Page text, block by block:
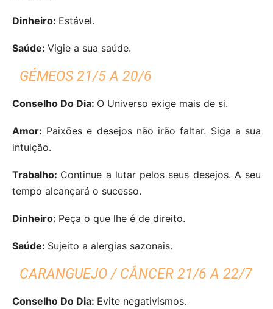
Dinheiro: Estável.
Saúde: Vigie a sua saúde.
GÉMEOS 21/5 A 20/6
Conselho Do Dia: O Universo exige mais de si.
Amor: Paixões e desejos não irão faltar. Siga a sua
intuição.
Trabalho: Continue a lutar pelos seus desejos. A seu
tempo alcançará o sucesso.
Dinheiro: Peça o que lhe é de direito.
Saúde: Sujeito a alergias sazonais.
CARANGUEJO / CÂNCER 21/6 A 22/7
Conselho Do Dia: Evite negativismos.